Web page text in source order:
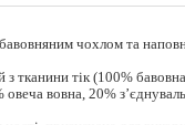
чохлом та
з тканини тік (100%
вовна, 20%